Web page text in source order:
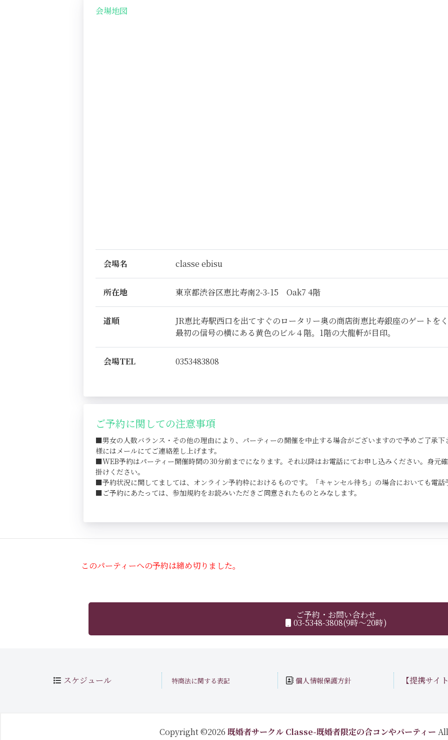
会場地図
会場名 classe ebisu
所在地 東京都渋谷区恵比寿南2-3-15 Oak7 4階
道順
JR恵比寿駅西口を出てすぐのロータリー奥の商店街恵比寿銀座のゲートを
最初の信号の横にある黄色のビル４階。1階の大龍軒が目印。
会場TEL 0353483808
ご予約に関しての注意事項
■男女の人数バランス・その他の理由により、パーティーの開催を中止する場合がございますので予めご了承
様にはメールにてご連絡差し上げます。
■WEB予約はパーティー開催時間の30分前までになります。それ以降はお電話にてお申し込みください。身元
掛けください。
■予約状況に関してましては、オンライン予約枠におけるものです。「キャンセル待ち」の場合においても電
■ご予約にあたっては、参加規約をお読みいただきご同意されたものとみなします。
このパーティーへの予約は締め切りました。
ご予約・お問い合わせ
03-5348-3808(9時～20時)
スケジュール 特商法に関する表記 個人情報保護方針 【提携サイ
Copyright ©2026 既婚者サークル Classe-既婚者限定の合コンやパーティー